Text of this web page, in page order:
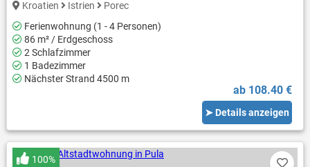
Kroatien Istrien
Porec
Ferienwohnung (1 - 4 Personen)
86 m² / Erdgeschoss
2 Schlafzimmer
1 Badezimmer
Nächster Strand 4500 m
ab 108.40 €
➤ Details anzeigen
100%